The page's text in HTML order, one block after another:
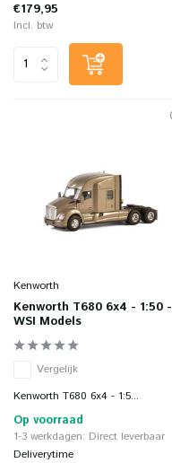
€179,95
Incl. btw
Kenworth
Kenworth T680 6x4 - 1:50 -
WSI Models
Vergelijk
Kenworth T680 6x4 - 1:5...
Op voorraad
1-3 werkdagen: Direct leverbaar
Deliverytime